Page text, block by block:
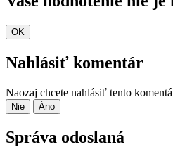
OK
Nahlásiť komentár
Naozaj chcete nahlásiť tento
Nie Áno
Správa odoslaná